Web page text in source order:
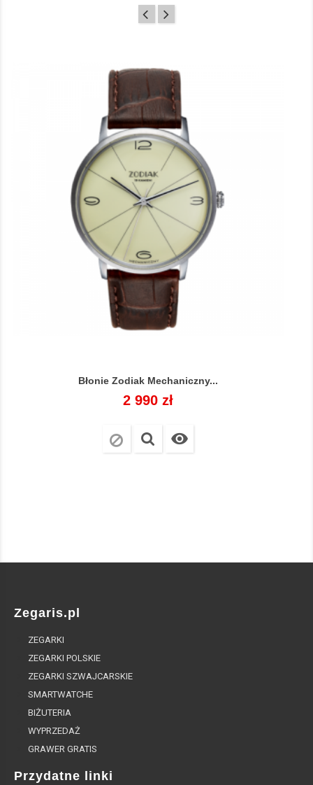
Błonie Zodiak Mechaniczny...
Cena
2 990 zł

Zegaris.pl
ZEGARKI
ZEGARKI POLSKIE
ZEGARKI SZWAJCARSKIE
SMARTWATCHE
BIŻUTERIA
WYPRZEDAŻ
GRAWER GRATIS
Przydatne linki